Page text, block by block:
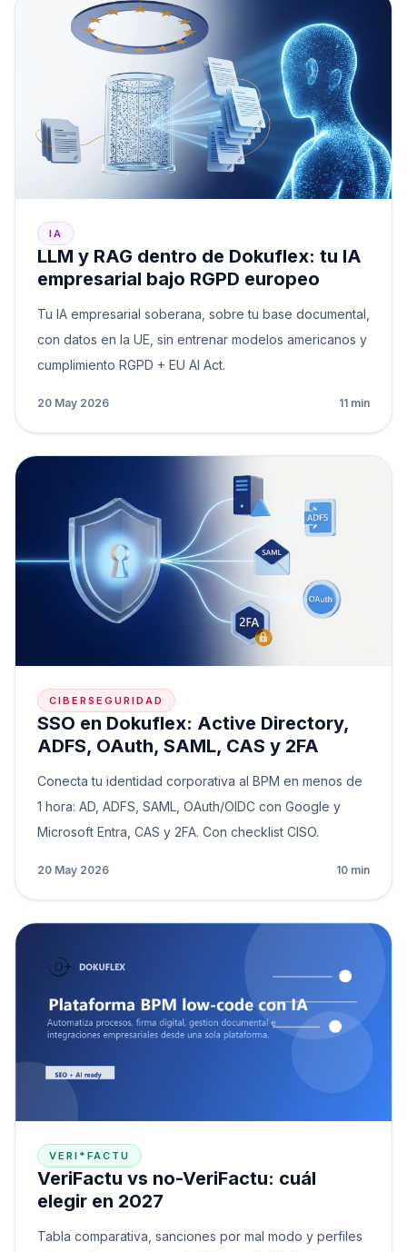
IA
LLM y RAG dentro de Dokuflex: tu IA
empresarial bajo RGPD europeo
Tu IA empresarial soberana, sobre tu base documental,
con datos en la UE, sin entrenar modelos americanos y
cumplimiento RGPD + EU AI Act.
20 May 2026 11 min
CIBERSEGURIDAD
SSO en Dokuflex: Active Directory,
ADFS, OAuth, SAML, CAS y 2FA
Conecta tu identidad corporativa al BPM en menos de
1 hora: AD, ADFS, SAML, OAuth/OIDC con Google y
Microsoft Entra, CAS y 2FA. Con checklist CISO.
20 May 2026 10 min
VERI*FACTU
VeriFactu vs no-VeriFactu: cuál
elegir en 2027
Tabla comparativa, sanciones por mal modo y perfiles